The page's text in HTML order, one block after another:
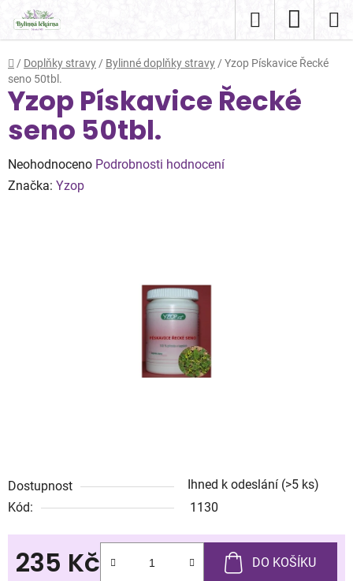
obsah
Hledat
KOŠÍK
Domů
/ Doplňky stravy / Bylinné doplňky stravy / Yzop Pískavice Řecké
seno 50tbl.
Dostupnost Ihned k odeslání (>5 ks)
Kód:
1130
235 Kč DO KOŠÍKU
Yzop Pískavice Řecké
seno 50tbl.
Průměrné
hodnocení
Neohodnoceno Podrobnosti hodnocení
Značka: Yzop